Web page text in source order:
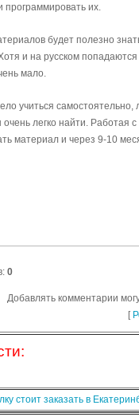
их.
будет полезно
и на русском
мало.
учиться
легко найти. Работая
материал и через 9-10
: 0
Добавлять комментарии
[
стоит заказать в